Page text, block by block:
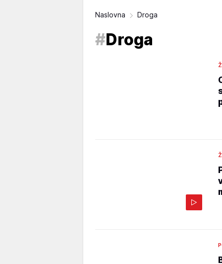
Naslovna Droga
#Droga